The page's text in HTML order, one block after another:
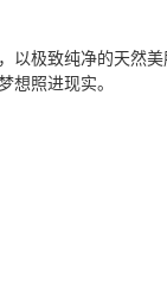
以极致纯净的天然
想照进现实。